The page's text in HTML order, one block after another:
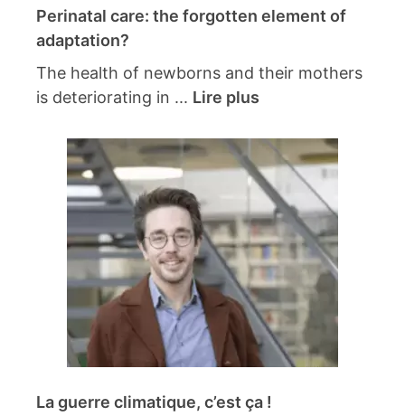
Perinatal care: the forgotten element of
adaptation?
The health of newborns and their mothers
is deteriorating in ... Lire plus
La guerre climatique, c’est ça !